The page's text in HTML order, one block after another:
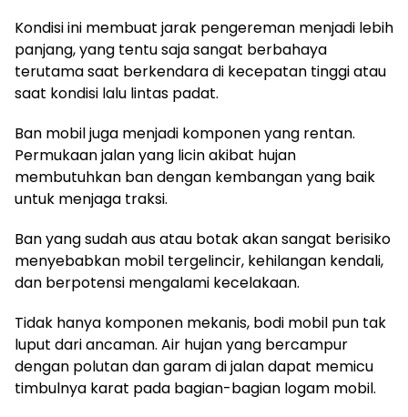
Kondisi ini membuat jarak pengereman menjadi lebih
panjang, yang tentu saja sangat berbahaya
terutama saat berkendara di kecepatan tinggi atau
saat kondisi lalu lintas padat.
Ban mobil juga menjadi komponen yang rentan.
Permukaan jalan yang licin akibat hujan
membutuhkan ban dengan kembangan yang baik
untuk menjaga traksi.
Ban yang sudah aus atau botak akan sangat berisiko
menyebabkan mobil tergelincir, kehilangan kendali,
dan berpotensi mengalami kecelakaan.
Tidak hanya komponen mekanis, bodi mobil pun tak
luput dari ancaman. Air hujan yang bercampur
dengan polutan dan garam di jalan dapat memicu
timbulnya karat pada bagian-bagian logam mobil.